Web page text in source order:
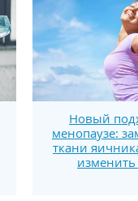
Новый
менопаузе:
ткани
изменить